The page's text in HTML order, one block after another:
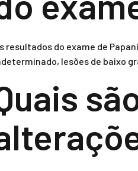
resultados do exame de
lesões de baixo